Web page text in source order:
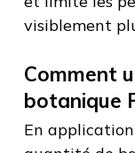
visiblement
Comment
botanique
En